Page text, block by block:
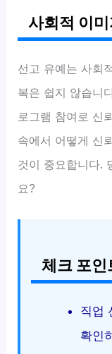
사회적 이
선고 유예는 사회
복은 쉽지 않습니
로그램 참여로 신
속에서 어떻게 신
것이 중요합니다.
요?
체크 포인
직업
확인